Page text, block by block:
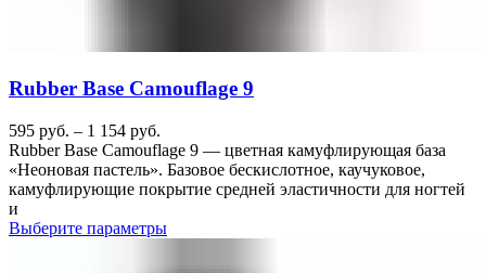
Rubber Base Camouflage 9
595 руб. – 1 154 руб.
Rubber Base Camouflage 9 — цветная камуфлирующая база
«Неоновая пастель». Базовое бескислотное, каучуковое,
камуфлирующие покрытие средней эластичности для ногтей
и
Выберите параметры